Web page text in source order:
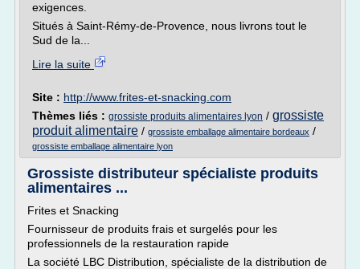
exigences.
Situés à Saint-Rémy-de-Provence, nous livrons tout le
Sud de la...
Lire la suite
Site : http://www.frites-et-snacking.com
Thèmes liés : grossiste produits alimentaires lyon / grossiste
produit alimentaire / grossiste emballage alimentaire bordeaux /
grossiste emballage alimentaire lyon
Grossiste distributeur spécialiste produits
alimentaires ...
Frites et Snacking
Fournisseur de produits frais et surgelés pour les
professionnels de la restauration rapide
La société LBC Distribution, spécialiste de la distribution de